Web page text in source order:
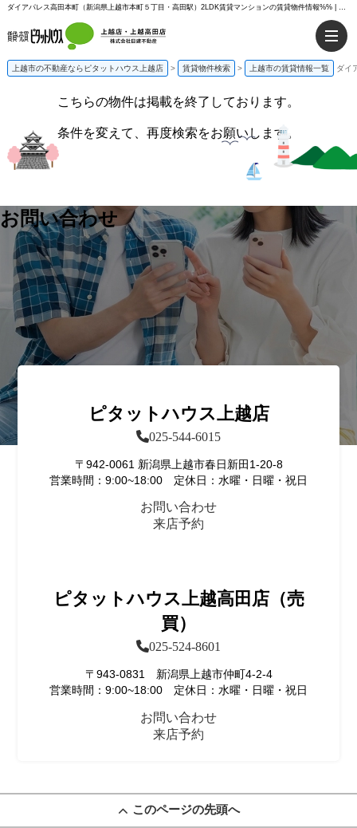
ダイアパレス高田本町（新潟県上越市本町５丁目・高田駅）2LDK賃貸マンションの賃貸物件情報%% | ピタットハウス上越店
上越市の不動産ならピタットハウス上越店 > 賃貸物件検索 > 上越市の賃貸情報一覧 ダイ
こちらの物件は掲載を終了しております。
条件を変えて、再度検索をお願いします。
お問い合わせ
ピタットハウス上越店
025-544-6015
〒942-0061 新潟県上越市春日新田1-20-8
営業時間：9:00~18:00 定休日：水曜・日曜・祝日
お問い合わせ
来店予約
ピタットハウス上越高田店（売
買）
025-524-8601
〒943-0831 新潟県上越市仲町4-2-4
営業時間：9:00~18:00 定休日：水曜・日曜・祝日
お問い合わせ
来店予約
このページの先頭へ